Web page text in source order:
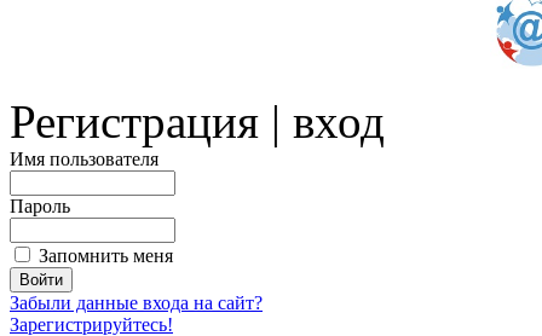
Регистрация | вход
Имя пользователя
Пароль
Запомнить меня
Забыли данные входа на сайт?
Зарегистрируйтесь!